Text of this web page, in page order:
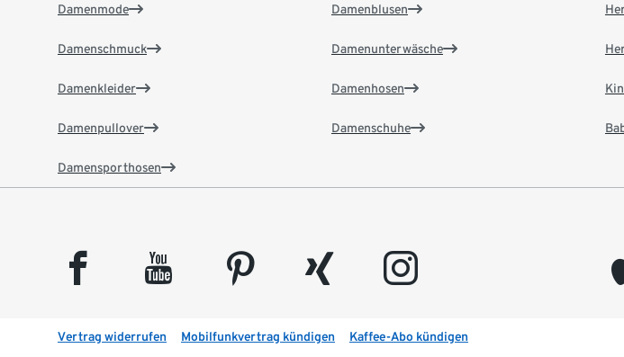
Damenmode
Damenschmuck
Damenkleider
Damenpullover
Damensporthosen
Damenblusen
Damenunterwäsche
Damenhosen
Damenschuhe
facebook youtube pinterest xing instagram
Vertrag widerrufen Mobilfunkvertrag kündigen Kaffee-Abo kündigen